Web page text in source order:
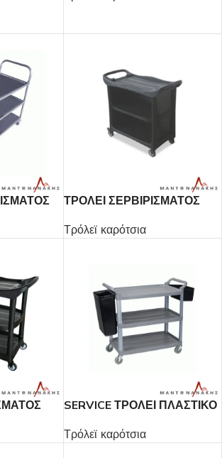
ΤΡΟΛΕΙ ΣΕΡΒΙΡΙΣΜΑΤΟΣ
Τρόλεϊ καρότσια
SERVICE ΤΡΟΛΕΙ ΠΛΑΣΤΙΚΟ
Τρόλεϊ καρότσια